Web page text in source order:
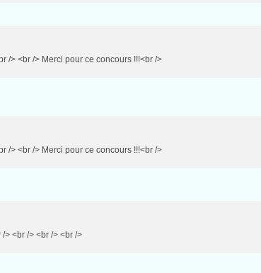
/> <br /> Merci pour ce concours !!!<br />
/> <br /> Merci pour ce concours !!!<br />
> <br /> <br /> <br />